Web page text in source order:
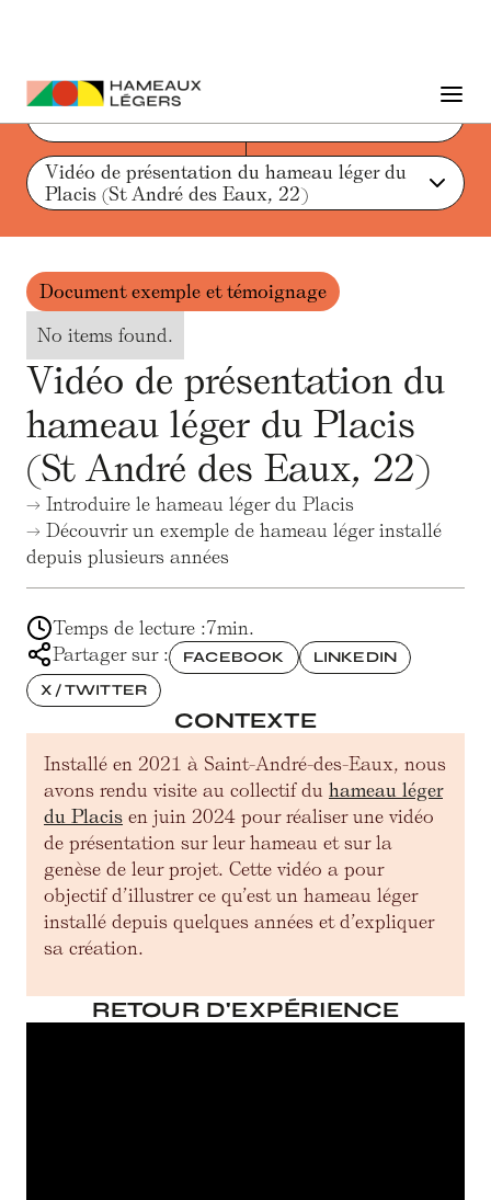
Vidéo de présentation du hameau léger du
Placis (St André des Eaux, 22)
Document exemple et témoignage
No items found.
Vidéo de présentation du
hameau léger du Placis
(St André des Eaux, 22)
→ Introduire le hameau léger du Placis
→ Découvrir un exemple de hameau léger installé
depuis plusieurs années
Temps de lecture :7min.
Partager sur :
FACEBOOK
LINKEDIN
X / TWITTER
CONTEXTE
Installé en 2021 à Saint-André-des-Eaux, nous
avons rendu visite au collectif du hameau léger
du Placis en juin 2024 pour réaliser une vidéo
de présentation sur leur hameau et sur la
genèse de leur projet. Cette vidéo a pour
objectif d’illustrer ce qu’est un hameau léger
installé depuis quelques années et d’expliquer
sa création.
RETOUR D'EXPÉRIENCE